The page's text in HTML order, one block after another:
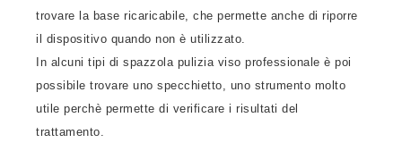
trovare la base ricaricabile, che permette anche di riporre
il dispositivo quando non è utilizzato.
In alcuni tipi di spazzola pulizia viso professionale è poi
possibile trovare uno specchietto, uno strumento molto
utile perchè permette di verificare i risultati del
trattamento.